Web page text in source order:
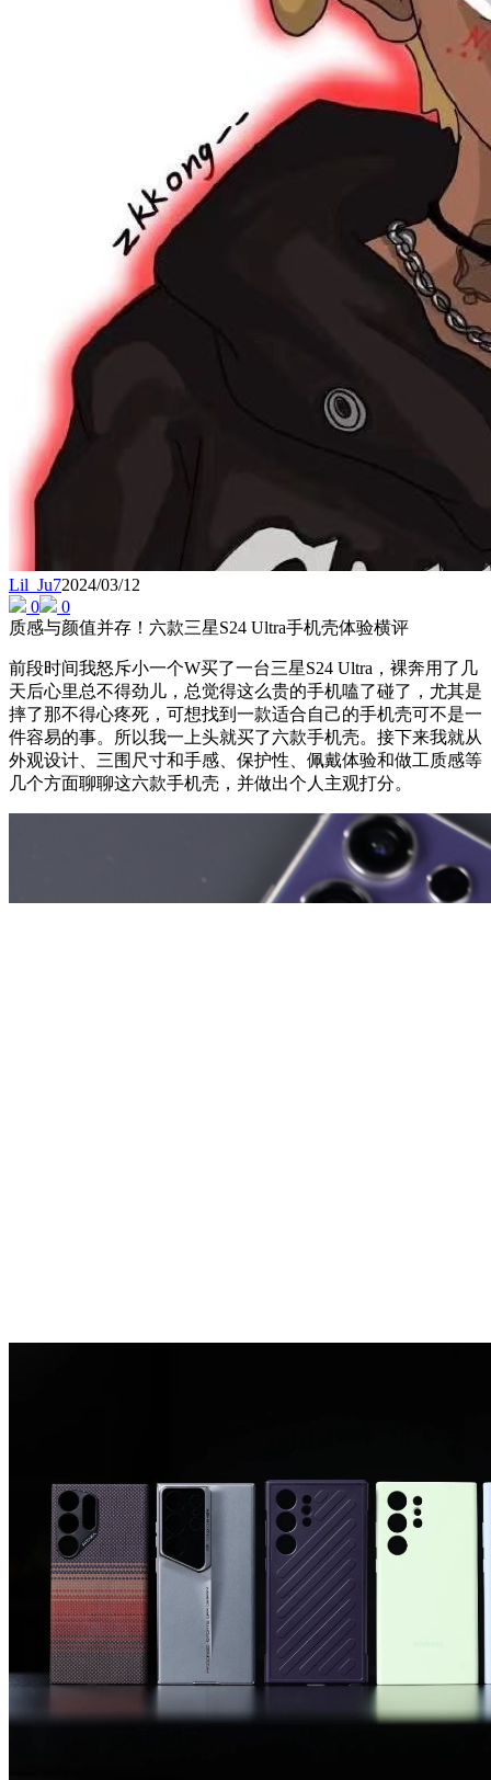
Lil_Ju72024/03/12
0
0
质感与颜值并存！六款三星S24 Ultra手机壳体验横评
前段时间我怒斥小一个W买了一台三星S24 Ultra，裸奔用了几
天后心里总不得劲儿，总觉得这么贵的手机嗑了碰了，尤其是
摔了那不得心疼死，可想找到一款适合自己的手机壳可不是一
件容易的事。所以我一上头就买了六款手机壳。接下来我就从
外观设计、三围尺寸和手感、保护性、佩戴体验和做工质感等
几个方面聊聊这六款手机壳，并做出个人主观打分。